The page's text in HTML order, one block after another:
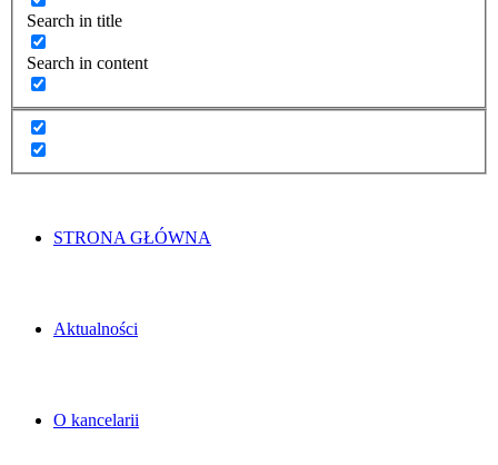
Search in title
Search in content
STRONA GŁÓWNA
Aktualności
O kancelarii